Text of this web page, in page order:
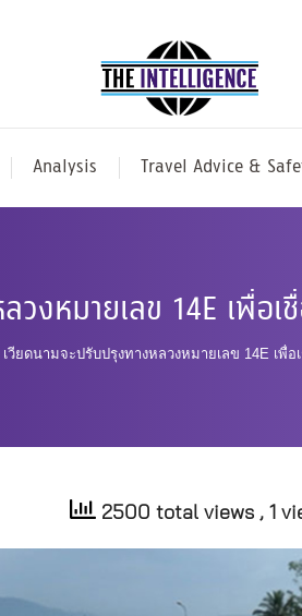
Analysis Travel Advice &
วงหมายเลข 14E เพื่อ
เวียดนามจะปรับปรุงทางหลวงหมายเลข 14E เพื่
2500 total views , 1